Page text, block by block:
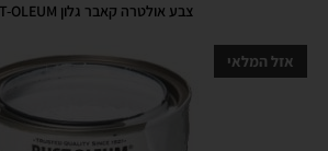
צבע אולטרה קאבר גלון RUST-OLEUM
אזל המלאי